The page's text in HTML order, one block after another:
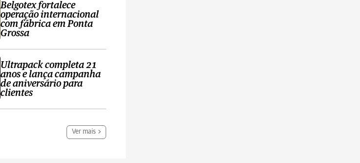
Belgotex fortalece
operação internacional
com fábrica em Ponta
Grossa
Ultrapack completa 21
anos e lança campanha
de aniversário para
clientes
Ver mais